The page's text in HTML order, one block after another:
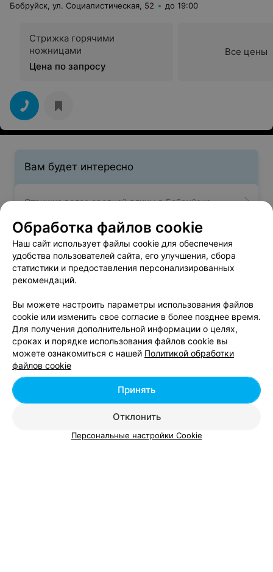
Бобруйск, ул. Социалистическая, 52 до 19:00
Стрижка горячими
ножницами
Цена по запросу
Все цены
Вам будет интересно
Стрижка волос средней длины в Бобруйске
Детские стрижки в Бобруйске
Женская стрижка в Бобруйске
Добавить компанию
Добавить специалиста
Обработка файлов cookie
Наш сайт использует файлы cookie для обеспечения
удобства пользователей сайта, его улучшения, сбора
статистики и предоставления персонализированных
рекомендаций.
Вы можете настроить параметры использования файлов
cookie или изменить свое согласие в более позднее время.
Для получения дополнительной информации о целях,
сроках и порядке использования файлов cookie вы
можете ознакомиться с нашей Политикой обработки
файлов cookie
Отклонить
Принять
Персональные настройки Cookie